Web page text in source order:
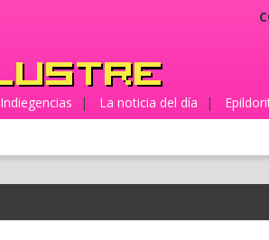
Indiegencias | La noticia del día |